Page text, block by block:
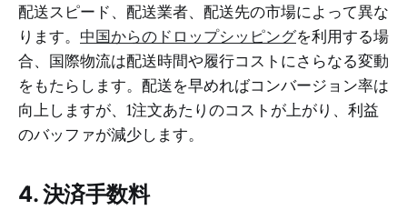
配送スピード、配送業者、配送先の市場によって異な
ります。 中国からのドロップシッピングを利用する場
合、国際物流は配送時間や履行コストにさらなる変動
をもたらします。配送を早めればコンバージョン率は
向上しますが、1注文あたりのコストが上がり、利益
のバッファが減少します。
4. 決済手数料